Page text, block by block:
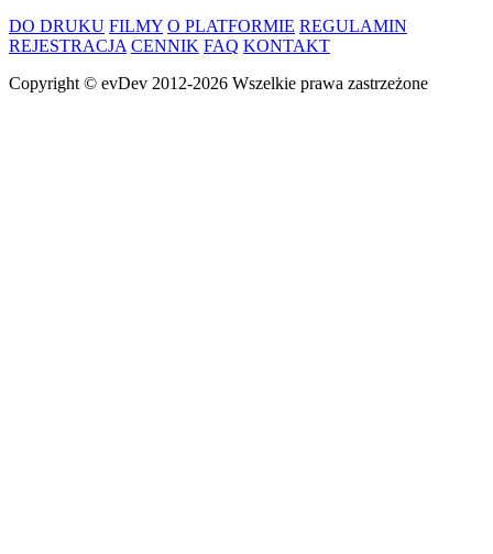
DO DRUKU FILMY O PLATFORMIE REGULAMIN
REJESTRACJA CENNIK FAQ KONTAKT
Copyright © evDev 2012-2026 Wszelkie prawa zastrzeżone